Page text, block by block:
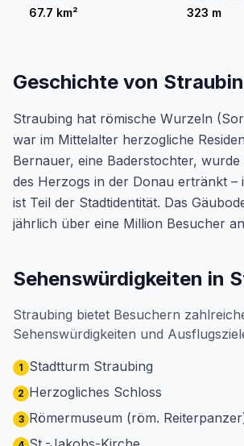
67.7 km² 323 m
Geschichte von
Straubing hat römische Wurzeln
war im Mittelalter herzogliche
Bernauer, eine Baderstochter, wurde
des Herzogs in der Donau ertränkt –
ist Teil der Stadtidentität. Das
jährlich über eine Million Besucher
Sehenswürdigkeiten in
Straubing bietet Besuchern
Sehenswürdigkeiten und
1 Stadtturm Straubing
2 Herzogliches Schloss
3 Römermuseum (röm.